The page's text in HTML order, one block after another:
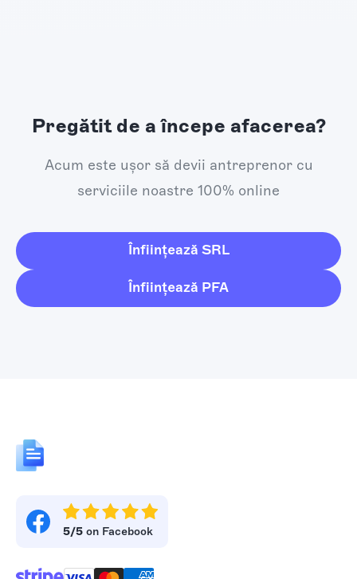
Pregătit de a începe afacerea?
Acum este ușor să devii antreprenor cu
serviciile noastre 100% online
Înființează SRL
Înființează PFA
5/5 on Facebook